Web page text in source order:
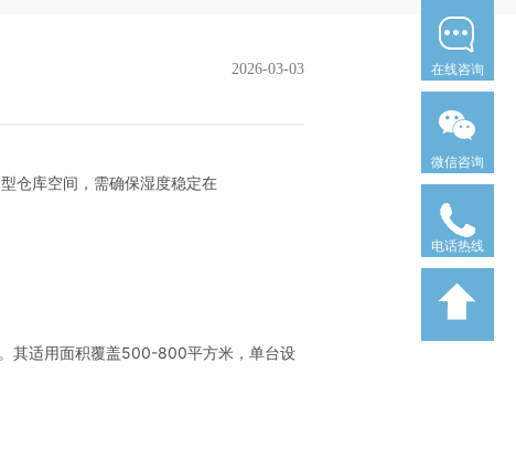
2026-03-03
仓库空间，需确保湿度稳定在
其适用面积覆盖500-800平方米，单台设
在线咨询
微信咨询
电话热线